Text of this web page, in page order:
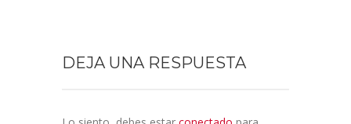
DEJA UNA RESPUESTA